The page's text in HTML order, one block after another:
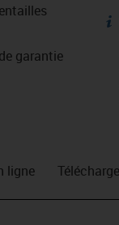
garantie
ligne